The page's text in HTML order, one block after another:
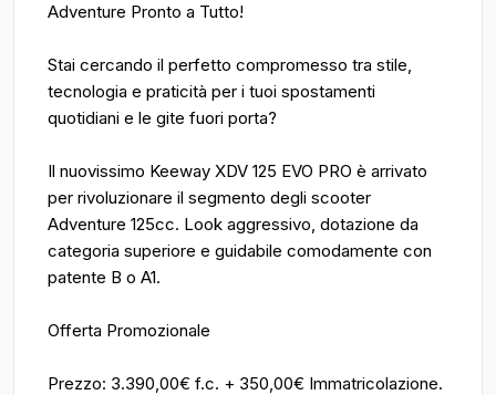
Adventure Pronto a Tutto!
Stai cercando il perfetto compromesso tra stile,
tecnologia e praticità per i tuoi spostamenti
quotidiani e le gite fuori porta?
Il nuovissimo Keeway XDV 125 EVO PRO è arrivato
per rivoluzionare il segmento degli scooter
Adventure 125cc. Look aggressivo, dotazione da
categoria superiore e guidabile comodamente con
patente B o A1.
Offerta Promozionale
Prezzo: 3.390,00€ f.c. + 350,00€ Immatricolazione.